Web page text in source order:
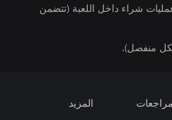
شراء داخل اللعبة (تتضمن
منفصل).
المزيد